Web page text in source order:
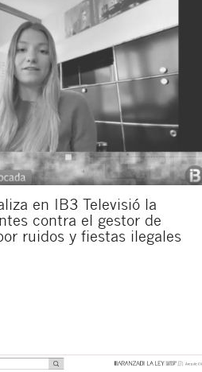
en IB3 Televisió la
contra el gestor de
ruidos y fiestas ilegales